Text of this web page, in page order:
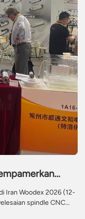
Tinggi
Iran Woodex 2026 (12-
spindle CNC